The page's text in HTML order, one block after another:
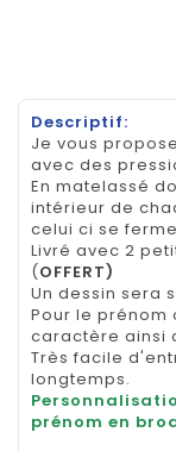
Descriptif:
Je vous
avec des
En matelassé
intérieur de
celui ci se
Livré avec 2
(OFFERT)
Un dessin sera
Pour le prénom
caractère ainsi
Très facile
longtemps.
prénom en